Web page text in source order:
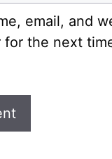
email, and
for the next